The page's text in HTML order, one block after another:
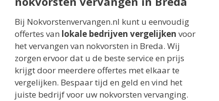
Bij Nokvorstenvervangen.nl kunt u eenvoudig
offertes van lokale bedrijven vergelijken voor
het vervangen van nokvorsten in Breda. Wij
zorgen ervoor dat u de beste service en prijs
krijgt door meerdere offertes met elkaar te
vergelijken. Bespaar tijd en geld en vind het
juiste bedrijf voor uw nokvorsten vervanging.